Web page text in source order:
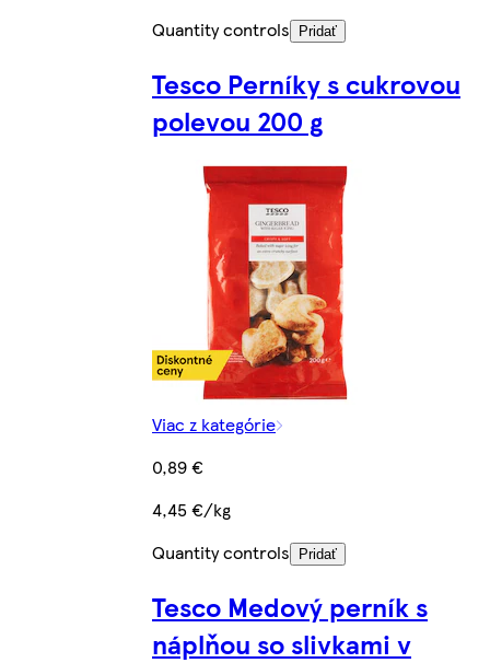
Quantity controls
Pridať
Tesco Perníky s cukrovou
polevou 200 g
Viac z kategórie
0,89 €
4,45 €/kg
Quantity controls
Pridať
Tesco Medový perník s
náplňou so slivkami v